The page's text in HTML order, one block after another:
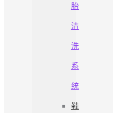
胎
清
洗
系
统
鞋